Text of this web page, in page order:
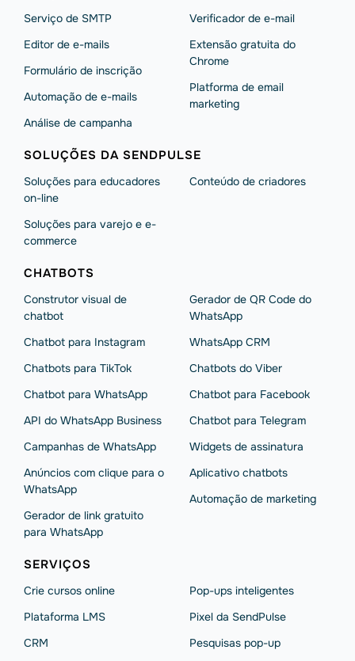
Serviço de SMTP
Editor de e-mails
Formulário de inscrição
Automação de e-mails
Análise de campanha
Verificador de e-mail
Extensão gratuita do
Chrome
Platforma de email
marketing
SOLUÇÕES DA SENDPULSE
Soluções para educadores
on-line
Soluções para varejo e e-
commerce
Conteúdo de criadores
CHATBOTS
Construtor visual de
chatbot
Chatbot para Instagram
Chatbots para TikTok
Chatbot para WhatsApp
API do WhatsApp Business
Campanhas de WhatsApp
Anúncios com clique para o
WhatsApp
Gerador de link gratuito
para WhatsApp
Gerador de QR Code do
WhatsApp
WhatsApp CRM
Chatbots do Viber
Chatbot para Facebook
Chatbot para Telegram
Widgets de assinatura
Aplicativo chatbots
Automação de marketing
SERVIÇOS
Crie cursos online
Plataforma LMS
CRM
Pop-ups inteligentes
Pixel da SendPulse
Pesquisas pop-up